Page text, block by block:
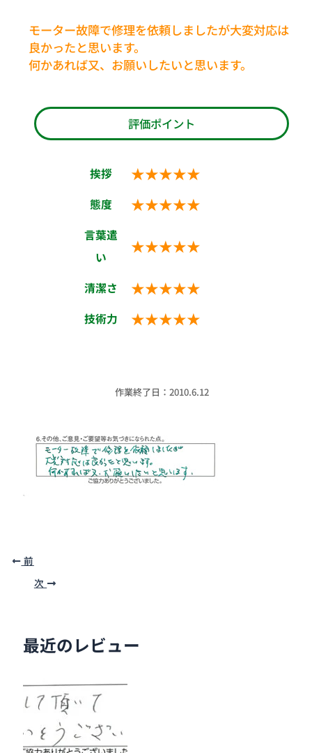
モーター故障で修理を依頼しましたが大変対応は
良かったと思います。
何かあれば又、お願いしたいと思います。
評価ポイント
挨拶 ★★★★★
態度 ★★★★★
言葉遣
い
★★★★★
清潔さ ★★★★★
技術力 ★★★★★
作業終了日：2010.6.12
前
次
最近のレビュー